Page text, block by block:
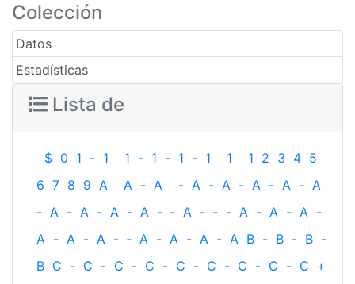
Colección
Datos
Estadísticas
Lista de
$ 0 1 - 1 1 - 1 - 1 - 1 1 1 2 3 4 5
6 7 8 9 A A - A - A - A - A - A - A
- A - A - A - A - ‐ A - ‐ - A - A - A -
A - A - A - ‐ A - A - A - A B - B - B -
B C - C - C - C - C - C - C - C - C +